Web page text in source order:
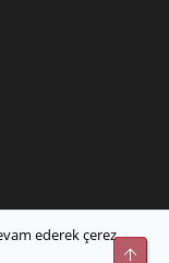
ederek çerez